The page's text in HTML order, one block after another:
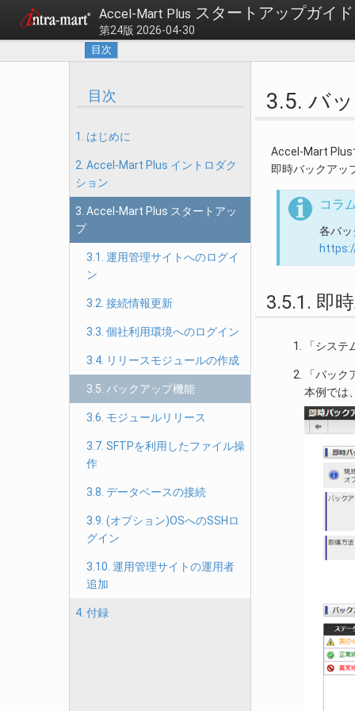
Accel-Mart Plus スタートアップガイド
第24版 2026-04-30
目次
目次
1. はじめに
2. Accel-Mart Plus イントロダク
ション
3. Accel-Mart Plus スタートアッ
プ
3.1. 運用管理サイトへのログイ
ン
3.2. 接続情報更新
3.3. 個社利用環境へのログイン
3.4. リリースモジュールの作成
3.5. バックアップ機能
3.6. モジュールリリース
3.7. SFTPを利用したファイル操
作
3.8. データベースの接続
3.9. (オプション)OSへのSSHロ
グイン
3.10. 運用管理サイトの運用者
追加
4. 付録
3.5. バ
Accel-Mart Plus
即時バックアッ
コラ
各バ
3.5.1. 即
「シス
「バッ
本例では